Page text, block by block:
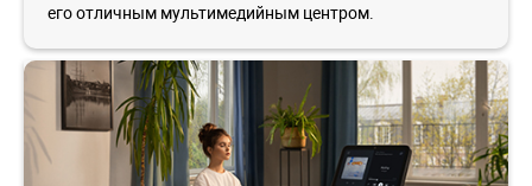
его отличным мультимедийным центром.